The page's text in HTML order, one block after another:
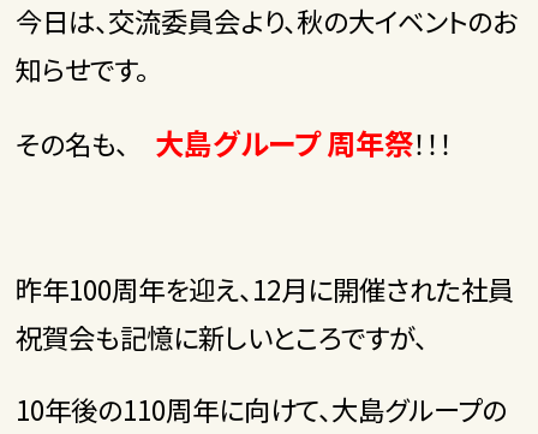
今日は、交流委員会より、秋の大イベントのお
知らせです。
その名も、 大島グループ 周年祭！！！
昨年100周年を迎え、12月に開催された社員
祝賀会も記憶に新しいところですが、
10年後の110周年に向けて、大島グループの